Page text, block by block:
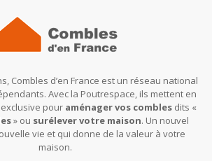
Combles d’en France est un réseau national
Avec la Poutrespace, ils mettent en
pour aménager vos comblesdits «
» ou surélever votre maison. Un nouvel
vie et qui donne de la valeur à votre
maison.